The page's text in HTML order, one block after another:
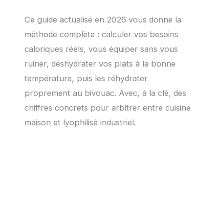
Ce guide actualisé en 2026 vous donne la
méthode complète : calculer vos besoins
caloriques réels, vous équiper sans vous
ruiner, déshydrater vos plats à la bonne
température, puis les réhydrater
proprement au bivouac. Avec, à la clé, des
chiffres concrets pour arbitrer entre cuisine
maison et lyophilisé industriel.